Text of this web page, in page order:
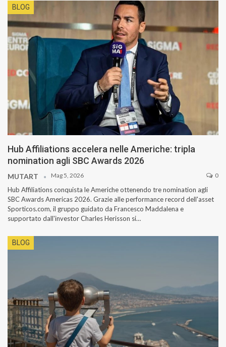
BLOG
Hub Affiliations accelera nelle Americhe: tripla
nomination agli SBC Awards 2026
MUTART Mag 5, 2026 0
Hub Affiliations conquista le Americhe ottenendo tre nomination agli
SBC Awards Americas 2026. Grazie alle performance record dell'asset
Sporticos.com, il gruppo guidato da Francesco Maddalena e
supportato dall'investor Charles Herisson si…
BLOG